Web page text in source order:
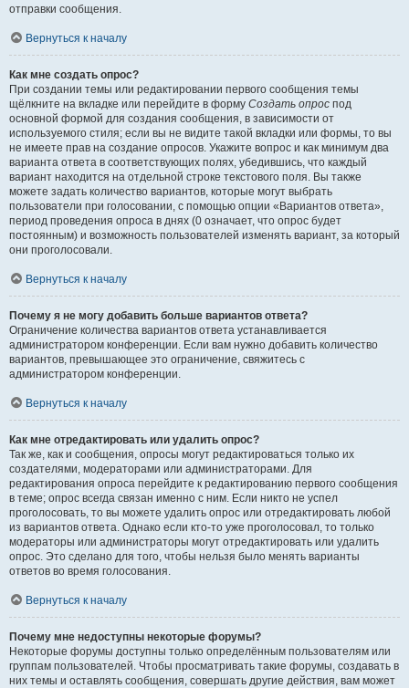
отправки сообщения.
Вернуться к началу
Как мне создать опрос?
При создании темы или редактировании первого сообщения темы
щёлкните на вкладке или перейдите в форму Создать опрос под
основной формой для создания сообщения, в зависимости от
используемого стиля; если вы не видите такой вкладки или формы, то вы
не имеете прав на создание опросов. Укажите вопрос и как минимум два
варианта ответа в соответствующих полях, убедившись, что каждый
вариант находится на отдельной строке текстового поля. Вы также
можете задать количество вариантов, которые могут выбрать
пользователи при голосовании, с помощью опции «Вариантов ответа»,
период проведения опроса в днях (0 означает, что опрос будет
постоянным) и возможность пользователей изменять вариант, за который
они проголосовали.
Вернуться к началу
Почему я не могу добавить больше вариантов ответа?
Ограничение количества вариантов ответа устанавливается
администратором конференции. Если вам нужно добавить количество
вариантов, превышающее это ограничение, свяжитесь с
администратором конференции.
Вернуться к началу
Как мне отредактировать или удалить опрос?
Так же, как и сообщения, опросы могут редактироваться только их
создателями, модераторами или администраторами. Для
редактирования опроса перейдите к редактированию первого сообщения
в теме; опрос всегда связан именно с ним. Если никто не успел
проголосовать, то вы можете удалить опрос или отредактировать любой
из вариантов ответа. Однако если кто-то уже проголосовал, то только
модераторы или администраторы могут отредактировать или удалить
опрос. Это сделано для того, чтобы нельзя было менять варианты
ответов во время голосования.
Вернуться к началу
Почему мне недоступны некоторые форумы?
Некоторые форумы доступны только определённым пользователям или
группам пользователей. Чтобы просматривать такие форумы, создавать в
них темы и оставлять сообщения, совершать другие действия, вам может